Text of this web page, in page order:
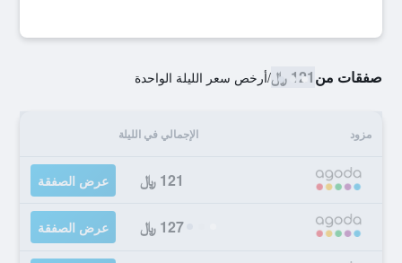
صفقات من121 ﷼ /أرخص سعر الليلة الواحدة
مزود الإجمالي في الليلة
121 ﷼ عرض الصفقة
127 ﷼ عرض الصفقة